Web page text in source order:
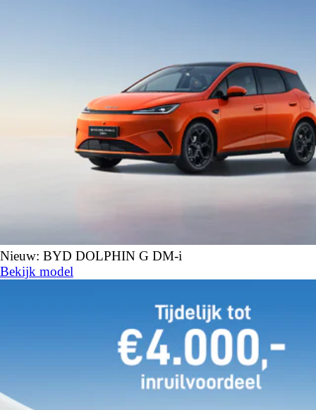
Nieuw: BYD DOLPHIN G DM-i
Bekijk model